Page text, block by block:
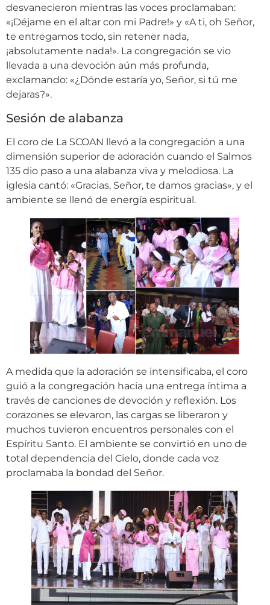
desvanecieron mientras las voces proclamaban:
«¡Déjame en el altar con mi Padre!» y «A ti, oh Señor,
te entregamos todo, sin retener nada,
¡absolutamente nada!». La congregación se vio
llevada a una devoción aún más profunda,
exclamando: «¿Dónde estaría yo, Señor, si tú me
dejaras?».
Sesión de alabanza
El coro de La SCOAN llevó a la congregación a una
dimensión superior de adoración cuando el Salmos
135 dio paso a una alabanza viva y melodiosa. La
iglesia cantó: «Gracias, Señor, te damos gracias», y el
ambiente se llenó de energía espiritual.
A medida que la adoración se intensificaba, el coro
guió a la congregación hacia una entrega íntima a
través de canciones de devoción y reflexión. Los
corazones se elevaron, las cargas se liberaron y
muchos tuvieron encuentros personales con el
Espíritu Santo. El ambiente se convirtió en uno de
total dependencia del Cielo, donde cada voz
proclamaba la bondad del Señor.